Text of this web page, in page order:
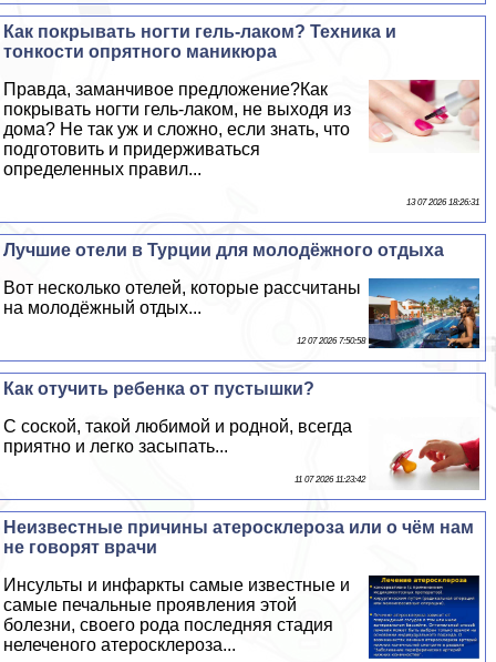
Как покрывать ногти гель-лаком? Техника и
тонкости опрятного маникюра
Правда, заманчивое предложение?Как
покрывать ногти гель-лаком, не выходя из
дома? Не так уж и сложно, если знать, что
подготовить и придерживаться
определенных правил...
13 07 2026 18:26:31
Лучшие отели в Турции для молодёжного отдыха
Вот несколько отелей, которые рассчитаны
на молодёжный отдых...
12 07 2026 7:50:58
Как отучить ребенка от пустышки?
С соской, такой любимой и родной, всегда
приятно и легко засыпать...
11 07 2026 11:23:42
Неизвестные причины атеросклероза или о чём нам
не говорят врачи
Инсульты и инфаркты самые известные и
самые печальные проявления этой
болезни, своего рода последняя стадия
нелеченого атеросклероза...